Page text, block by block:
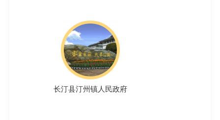
长汀县汀州镇人民政府